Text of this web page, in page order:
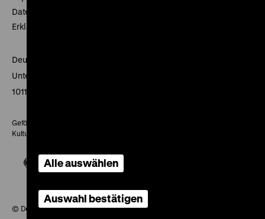
Datenschutz
Erklärung digitale Barrierefreiheit
Deutsches Historisches Museum
Unter den Linden 2
10117 Berlin
Gefördert mit Mitteln des Beauftragten der Bundesregierung für
Kultur und Medien
© Deutsches Historisches Museum, 2026
Alle auswählen
Auswahl bestätigen